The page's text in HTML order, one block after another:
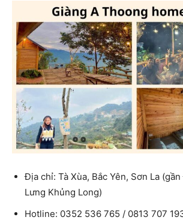
Địa chỉ: Tà Xùa, Bắc Yên, Sơn La
Lưng Khủng Long)
Hotline: 0352 536 765 / 0813 707